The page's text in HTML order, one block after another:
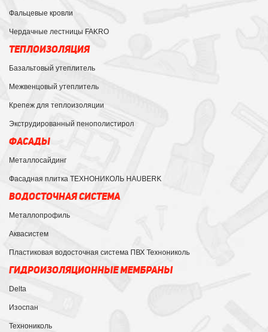
Фальцевые кровли
Чердачные лестницы FAKRO
ТЕПЛОИЗОЛЯЦИЯ
Базальтовый утеплитель
Межвенцовый утеплитель
Крепеж для теплоизоляции
Экструдированный пенополистирол
ФАСАДЫ
Металлосайдинг
Фасадная плитка ТЕХНОНИКОЛЬ HAUBERK
ВОДОСТОЧНАЯ СИСТЕМА
Металлопрофиль
Аквасистем
Пластиковая водосточная система ПВХ Технониколь
ГИДРОИЗОЛЯЦИОННЫЕ МЕМБРАНЫ
Delta
Изоспан
Технониколь